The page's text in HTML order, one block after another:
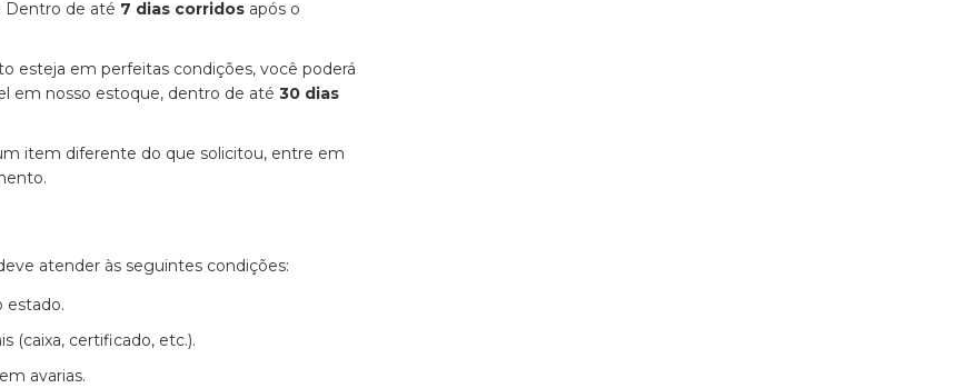
: Dentro de até 7 dias corridos após o
esteja em perfeitas condições, você poderá
em nosso estoque, dentro de até 30 dias
item diferente do que solicitou, entre em
atender às seguintes condições:
estado.
(caixa, certificado, etc.).
avarias.